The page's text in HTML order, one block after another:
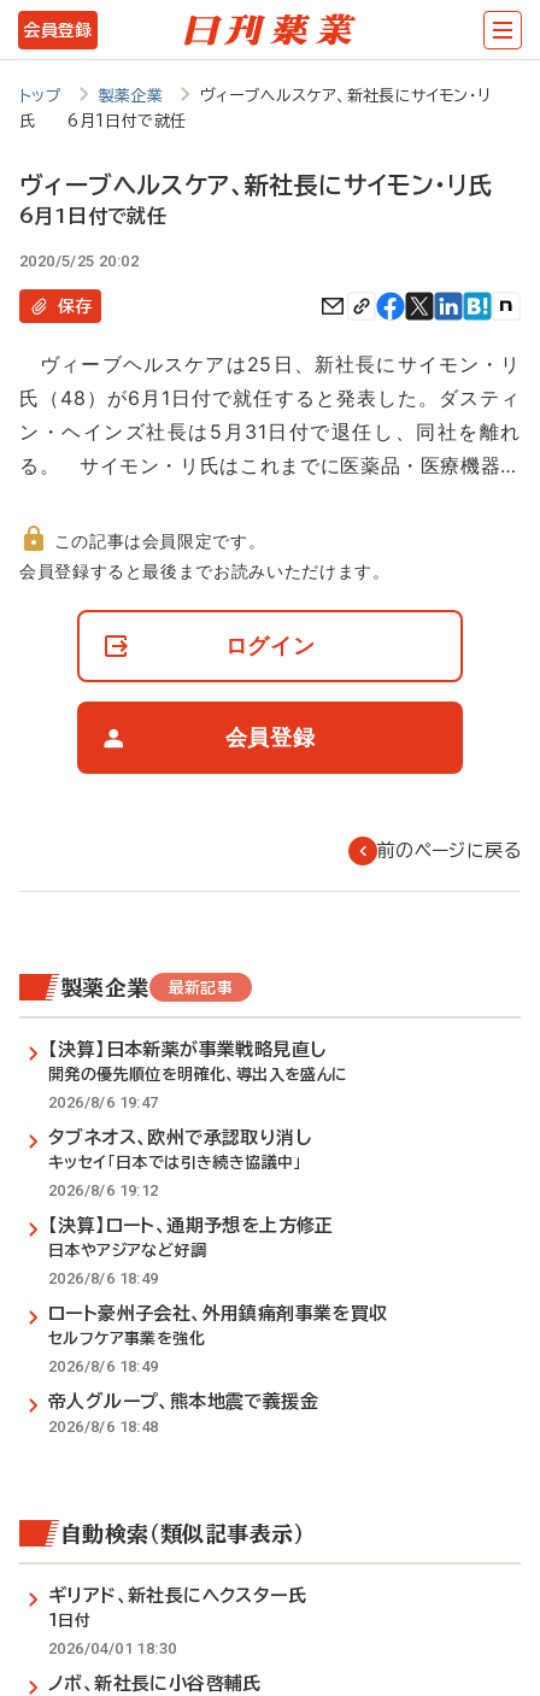
メ
イ
テ
ツ
に
動
会員登録
トップ 製薬企業
ヴィーブヘルスケア、新社長にサイモン・リ
氏 6月1日付で就任
ヴィーブヘルスケア、新社長にサイモン・リ氏
6月1日付で就任
2020/5/25 20:02
保存
ヴィーブヘルスケアは25日、新社長にサイモン・リ
氏（48）が6月1日付で就任すると発表した。ダスティ
ン・ヘインズ社長は5月31日付で退任し、同社を離れ
る。 サイモン・リ氏はこれまでに医薬品・医療機器…
非
この記事は会員限定です。
会員登録すると最後までお読みいただけます。
ログイン
会員登録
前のページに戻る
製薬企業 最新記事
【決算】日本新薬が事業戦略見直し
開発の優先順位を明確化、導出入を盛んに
2026/8/6 19:47
タブネオス、欧州で承認取り消し
キッセイ「日本では引き続き協議中」
2026/8/6 19:12
【決算】ロート、通期予想を上方修正
日本やアジアなど好調
2026/8/6 18:49
ロート豪州子会社、外用鎮痛剤事業を買収
セルフケア事業を強化
2026/8/6 18:49
帝人グループ、熊本地震で義援金
2026/8/6 18:48
自動検索（類似記事表示）
ギリアド、新社長にヘクスター氏
1日付
2026/04/01 18:30
ノボ、新社長に小谷啓輔氏